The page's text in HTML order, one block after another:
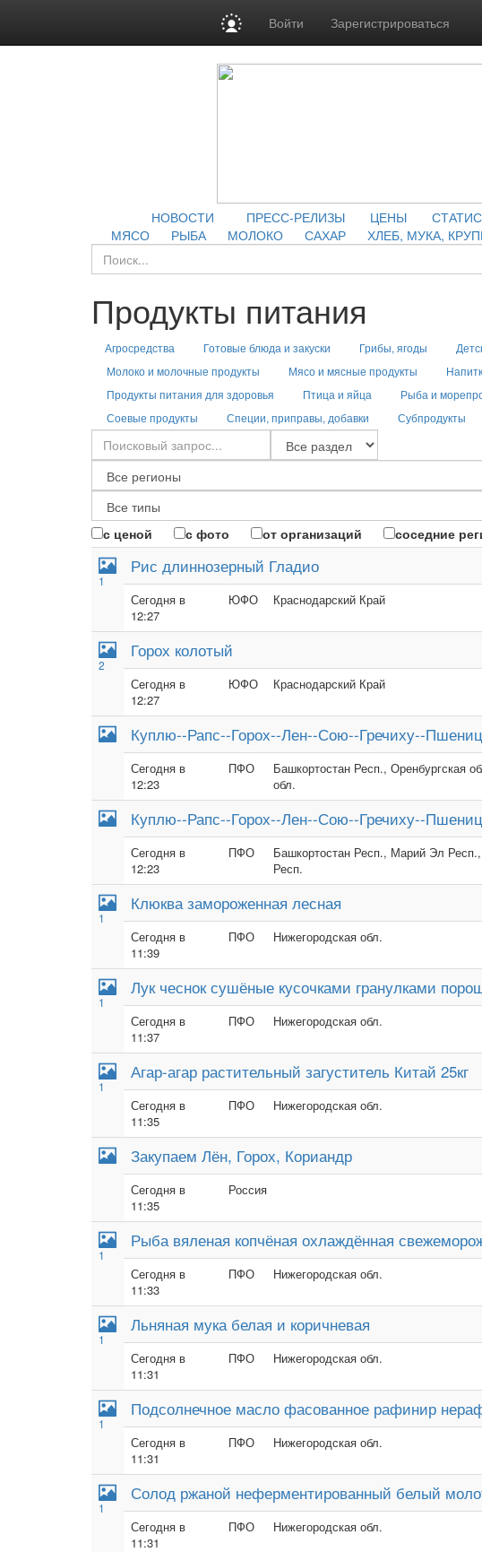
Войти Зарегистрироваться
НОВОСТИ ПРЕСС-РЕЛИЗЫ ЦЕНЫ
МЯСО
РЫБА МОЛОКО САХАР ХЛЕБ, МУКА,
Продукты питания
Агросредства Готовые блюда и закуски Грибы, ягоды
Молоко и молочные продукты
Мясо и мясные продукты
Продукты питания для здоровья
Птица и яйца Рыба и
Соевые продукты
Специи, приправы, добавки Субпродукты
с ценой с фото от организаций соседние
1
Рис длиннозерный Гладио
Сегодня в
12:27
ЮФО Краснодарский Край
2
Горох колотый
Сегодня в
12:27
ЮФО Краснодарский Край
Куплю--Рапс--Горох--Лен--Сою--Гречиху--
Сегодня в
12:23
ПФО
Башкортостан Респ., Оренбургская
обл.
Куплю--Рапс--Горох--Лен--Сою--Гречиху--
Сегодня в
12:23
ПФО
Башкортостан Респ., Марий Эл
Респ.
1
Клюква замороженная лесная
Сегодня в
11:39
ПФО Нижегородская обл.
1
Лук чеснок сушёные кусочками гранулками
Сегодня в
11:37
ПФО Нижегородская обл.
1
Агар-агар растительный загуститель Китай 25кг
Сегодня в
11:35
ПФО Нижегородская обл.
Закупаем Лён, Горох, Кориандр
Сегодня в
11:35
Россия
1
Рыба вяленая копчёная охлаждённая
Сегодня в
11:33
ПФО Нижегородская обл.
1
Льняная мука белая и коричневая
Сегодня в
11:31
ПФО Нижегородская обл.
1
Подсолнечное масло фасованное рафинир
Сегодня в
11:31
ПФО Нижегородская обл.
1
Солод ржаной неферментированный белый
Сегодня в
11:31
ПФО Нижегородская обл.